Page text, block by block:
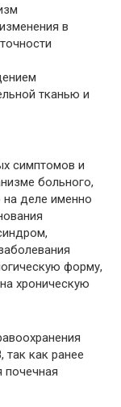
в
тканью и
симптомов и
больного,
на деле именно
форму,
хроническую
так как ранее
почечная